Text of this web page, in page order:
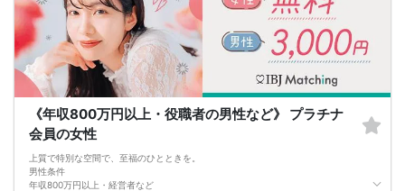
プレモでは会ごとにテーマ設定を行っております。
マンガ・アニメ・ゲーム好きの方や、旅行・お料理・動物が好きな方、スポーツ
やウォーキングが好きな方まで、幅広い趣味の方向けのパーティーを企画してお
ります。
■留意事項
・最小遂行人数
男性：4名 女性：4名
・中止判断タイミング（災害等）
開催日時の3時間前まで
・キャンセルについて
願い致します。
それ以降のキャンセルは100%のキャンセル料金が発生致します。
《年収800万円以上・役職者の男性など》 プラチナ
会員の女性
上質で特別な空間で、至福のひとときを。
男性条件
年収800万円以上・経営者など